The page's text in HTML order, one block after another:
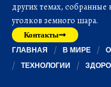
других темах,
уголков земного шара.
Контакты
ГЛАВНАЯ В МИРЕ
ТЕХНОЛОГИИ